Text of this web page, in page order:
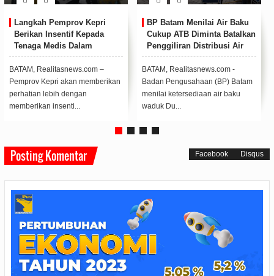
Tampil Praktis dan Irit,
Honda Supra X 125 Cocok
Temani Aktivitas Anak Muda
di Kepri
Honda Supra X 125 hadir sebagai
motor yang dikenal tangguh dan
irit cocok digunakan untuk masy...
Kapolda Kepri Buka Diktuk
Bintara Polri T.A 2020/2021
di Sekolah Polisi Negara
Polda Kepri
KARIMUN, Realitasnews.com -
Kapolda Kepri, Irjen Dr. Pol Aris
Budiman M,Si memimpin upacara
pembukaa...
Posting Komentar Facebook Disqus